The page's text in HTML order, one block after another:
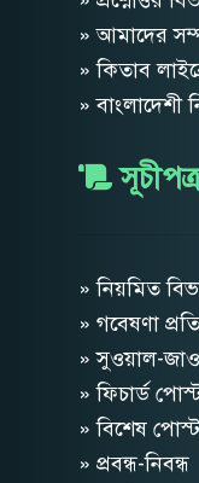
» আমাদের
» কিতাব
» বাংলাদেশী
সূচীপত্র
» নিয়মিত
» গবেষণা
» সুওয়াল-
» ফিচার্ড
» বিশেষ পোস্ট
» প্রবন্ধ-নিবন্ধ